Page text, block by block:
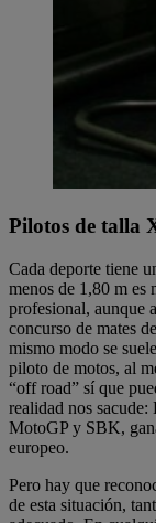
Pilotos de talla
Cada deporte tiene
menos de 1,80 m es
profesional, aunque
concurso de mates
mismo modo se
piloto de motos, al
“off road” sí que
realidad nos
MotoGP y SBK,
europeo.
Pero hay que
de esta situación,